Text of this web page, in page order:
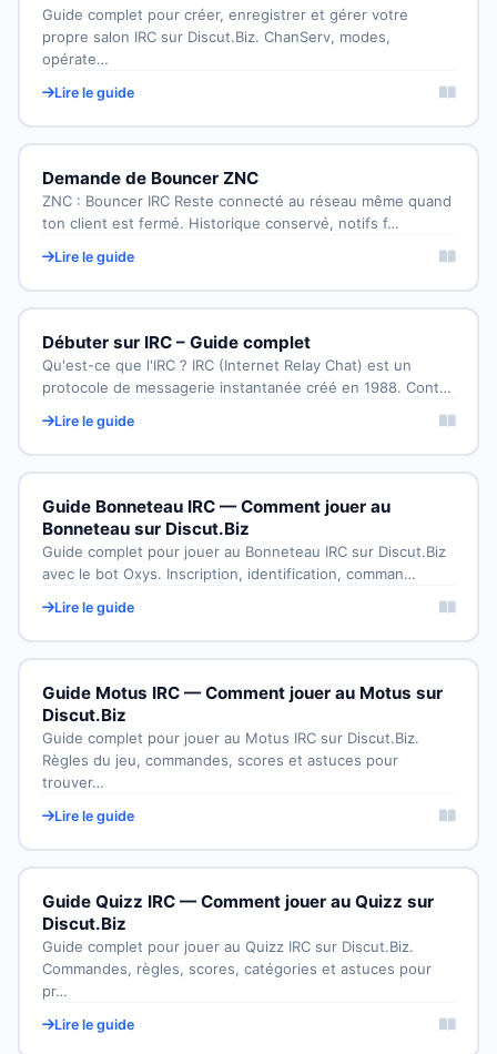
Guide complet pour créer, enregistrer et gérer votre
propre salon IRC sur Discut.Biz. ChanServ, modes,
opérate…
Lire le guide
Demande de Bouncer ZNC
ZNC : Bouncer IRC Reste connecté au réseau même quand
ton client est fermé. Historique conservé, notifs f…
Lire le guide
Débuter sur IRC – Guide complet
Qu'est-ce que l'IRC ? IRC (Internet Relay Chat) est un
protocole de messagerie instantanée créé en 1988. Cont…
Lire le guide
Guide Bonneteau IRC — Comment jouer au
Bonneteau sur Discut.Biz
Guide complet pour jouer au Bonneteau IRC sur Discut.Biz
avec le bot Oxys. Inscription, identification, comman…
Lire le guide
Guide Motus IRC — Comment jouer au Motus sur
Discut.Biz
Guide complet pour jouer au Motus IRC sur Discut.Biz.
Règles du jeu, commandes, scores et astuces pour
trouver…
Lire le guide
Guide Quizz IRC — Comment jouer au Quizz sur
Discut.Biz
Guide complet pour jouer au Quizz IRC sur Discut.Biz.
Commandes, règles, scores, catégories et astuces pour
pr…
Lire le guide